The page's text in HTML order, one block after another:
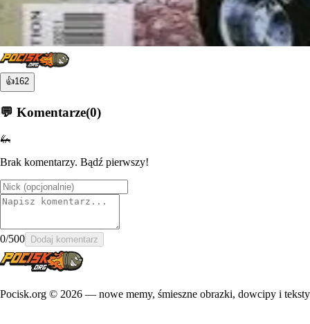
👍162
💬 Komentarze(0)
🦗
Brak komentarzy. Bądź pierwszy!
0/500 Dodaj komentarz
Pocisk.org © 2026 — nowe memy, śmieszne obrazki, dowcipy i teksty